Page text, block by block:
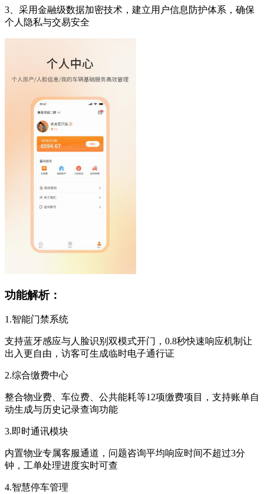
3、采用金融级数据加密技术，建立用户信息防护体系，确保
个人隐私与交易安全
功能解析：
1.智能门禁系统
支持蓝牙感应与人脸识别双模式开门，0.8秒快速响应机制让
出入更自由，访客可生成临时电子通行证
2.综合缴费中心
整合物业费、车位费、公共能耗等12项缴费项目，支持账单自
动生成与历史记录查询功能
3.即时通讯模块
内置物业专属客服通道，问题咨询平均响应时间不超过3分
钟，工单处理进度实时可查
4.智慧停车管理